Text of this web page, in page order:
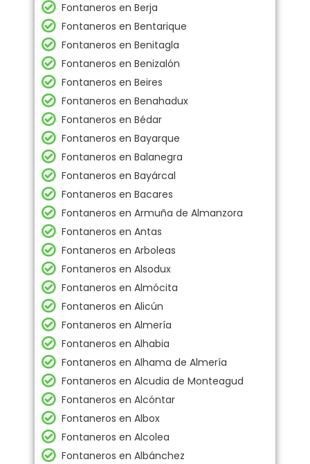
Fontaneros en Berja
Fontaneros en Bentarique
Fontaneros en Benitagla
Fontaneros en Benizalón
Fontaneros en Beires
Fontaneros en Benahadux
Fontaneros en Bédar
Fontaneros en Bayarque
Fontaneros en Balanegra
Fontaneros en Bayárcal
Fontaneros en Bacares
Fontaneros en Armuña de Almanzora
Fontaneros en Antas
Fontaneros en Arboleas
Fontaneros en Alsodux
Fontaneros en Almócita
Fontaneros en Alicún
Fontaneros en Almería
Fontaneros en Alhabia
Fontaneros en Alhama de Almería
Fontaneros en Alcudia de Monteagud
Fontaneros en Alcóntar
Fontaneros en Albox
Fontaneros en Alcolea
Fontaneros en Albánchez